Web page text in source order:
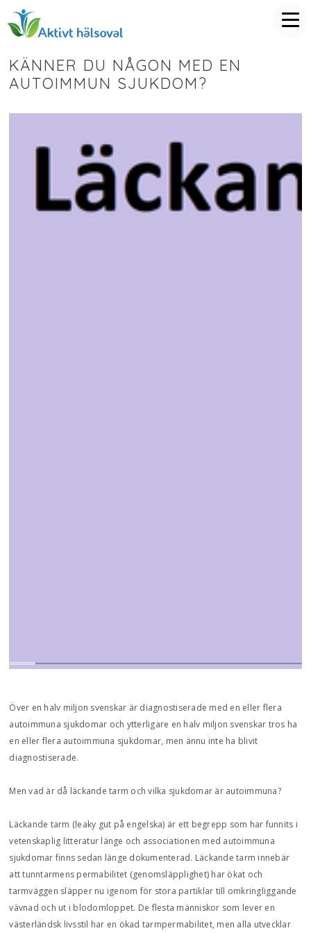
KÄNNER DU NÅGON MED EN
AUTOIMMUN SJUKDOM?
Över en halv miljon svenskar är diagnostiserade med en eller flera
autoimmuna sjukdomar och ytterligare en halv miljon svenskar tros ha
en eller flera autoimmuna sjukdomar, men ännu inte ha blivit
diagnostiserade.
Men vad är då läckande tarm och vilka sjukdomar är autoimmuna?
Läckande tarm (leaky gut på engelska) är ett begrepp som har funnits i
vetenskaplig litteratur länge och associationen med autoimmuna
sjukdomar finns sedan länge dokumenterad. Läckande tarm innebär
att tunntarmens permabilitet (genomsläpplighet) har ökat och
tarmväggen släpper nu igenom för stora partiklar till omkringliggande
vävnad och ut i blodomloppet. De flesta människor som lever en
västerländsk livsstil har en ökad tarmpermabilitet, men alla utvecklar